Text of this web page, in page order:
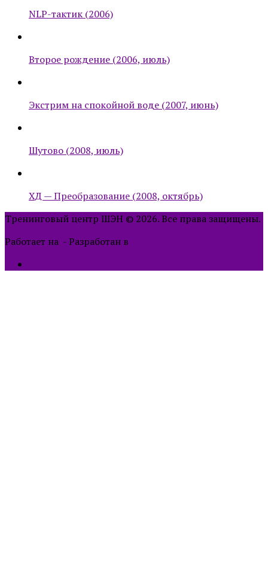
NLP-тактик (2006)
Второе рождение (2006, июль)
Экстрим на спокойной воде (2007, июнь)
Шутово (2008, июль)
ХД — Преобразование (2008, октябрь)
Тренинговый центр ШЭН © 2026. Все права защищены.
Работает на - Разработан в